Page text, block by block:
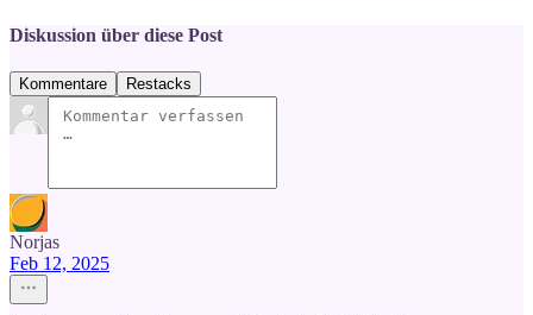
Diskussion über diese Post
Kommentare Restacks
Norjas
Feb 12, 2025